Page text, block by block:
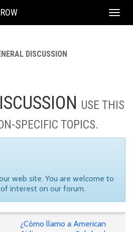
DISCUSSION
USE THIS
SPECIFIC TOPICS.
web site. You are welcome to
interest on our forum.
¿Cómo llamo a American